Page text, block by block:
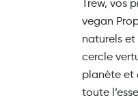
Soins mains et ongles
Trew, vos
vegan
naturels et
cercle
planète et
toute